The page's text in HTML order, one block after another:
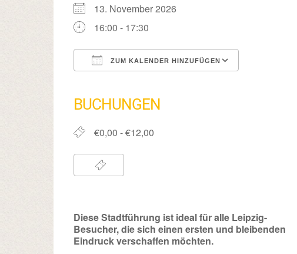
13. November 2026
16:00 - 17:30
ZUM KALENDER HINZUFÜGEN
BUCHUNGEN
€0,00 - €12,00
Diese Stadtführung ist ideal für alle Leipzig-
Besucher, die sich einen ersten und bleibenden
Eindruck verschaffen möchten.